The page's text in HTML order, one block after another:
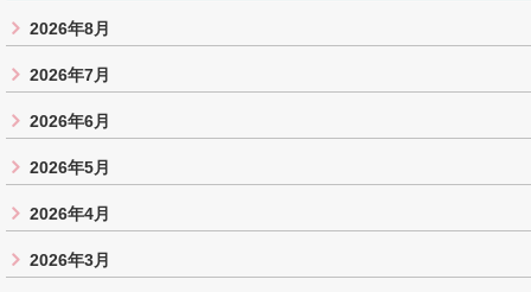
2026年8月
2026年7月
2026年6月
2026年5月
2026年4月
2026年3月